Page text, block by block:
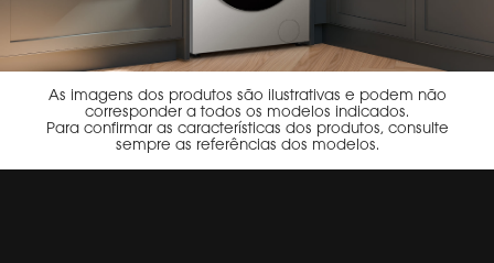
As imagens dos produtos são ilustrativas e podem não
corresponder a todos os modelos indicados.
Para confirmar as características dos produtos, consulte
sempre as referências dos modelos.